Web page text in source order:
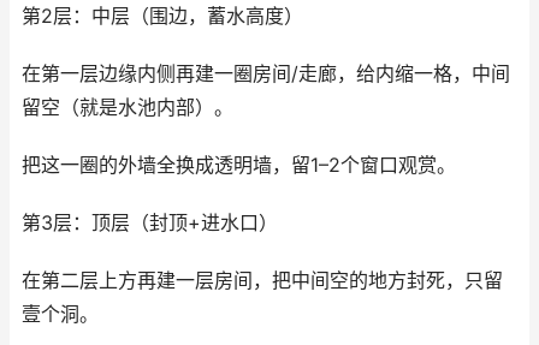
第2层：中层（围边，蓄水高度）
在第一层边缘内侧再建一圈房间/走廊，给内缩一格，中间
留空（就是水池内部）。
把这一圈的外墙全换成透明墙，留1–2个窗口观赏。
第3层：顶层（封顶+进水口）
在第二层上方再建一层房间，把中间空的地方封死，只留
壹个洞。